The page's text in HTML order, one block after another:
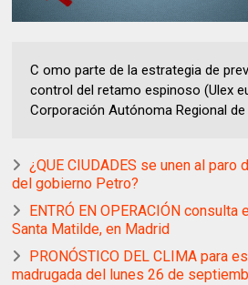
C omo parte de la estrategia de
control del retamo espinoso (Ulex
Corporación Autónoma Regional de
¿QUE CIUDADES se unen al
del gobierno Petro?
ENTRÓ EN OPERACIÓN consulta
Santa Matilde, en Madrid
PRONÓSTICO DEL CLIMA para
madrugada del lunes 26 de